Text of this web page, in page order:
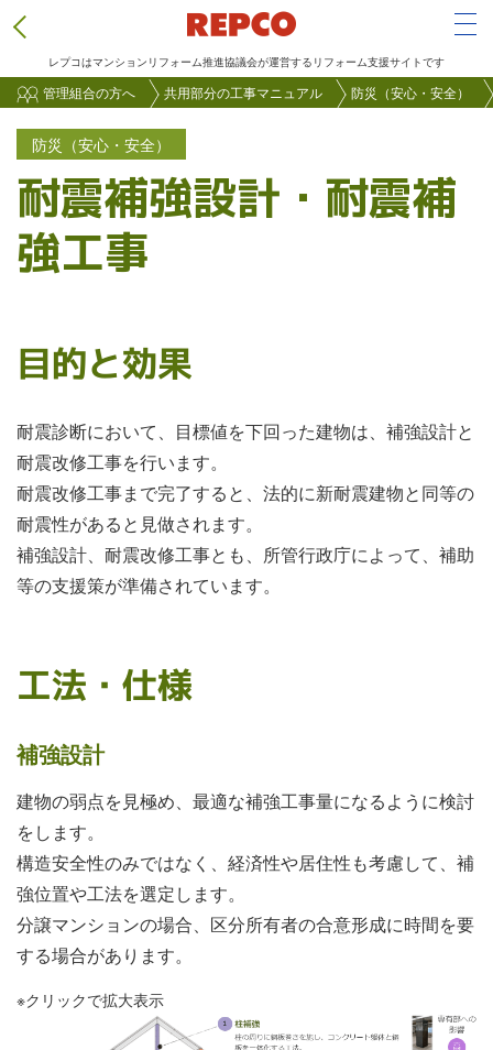
イ
ン
レプコはマンションリフォーム推進協議会が運営するリフォーム支援サイトです
管理組合の方へ 共用部分の工事マニュアル 防災（安心・安全）
防災（安心・安全）
耐震補強設計・耐震補
強工事
目的と効果
耐震診断において、目標値を下回った建物は、補強設計と
耐震改修工事を行います。
耐震改修工事まで完了すると、法的に新耐震建物と同等の
耐震性があると見做されます。
補強設計、耐震改修工事とも、所管行政庁によって、補助
等の支援策が準備されています。
工法・仕様
補強設計
建物の弱点を見極め、最適な補強工事量になるように検討
をします。
構造安全性のみではなく、経済性や居住性も考慮して、補
強位置や工法を選定します。
分譲マンションの場合、区分所有者の合意形成に時間を要
する場合があります。
※クリックで拡大表示